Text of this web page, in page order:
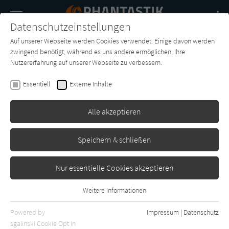
SUCHE
Buch-
Entdecker
Forum Charts
Peter Hohmann
Valdengaard I: Raskild
Erschienen: November 2025
Datenschutzeinstellungen
Auf unserer Webseite werden Cookies verwendet. Einige davon werden
zwingend benötigt, während es uns andere ermöglichen, Ihre
Nutzererfahrung auf unserer Webseite zu verbessern.
Essentiell Externe Inhalte
Alle akzeptieren
Speichern & schließen
Nur essentielle Cookies akzeptieren
Essentielle Cookies werden für grundlegende Funktionen der
Webseite benötigt. Dadurch ist gewährleistet, dass die Webseite
Weitere Informationen
Powered by
sgalinski Cookie Opt In
Impressum | Datenschutz